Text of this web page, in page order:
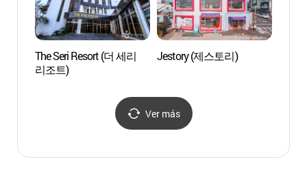
The Seri Resort (더 세리
리조트)
Jestory (제스토리)
Ver más